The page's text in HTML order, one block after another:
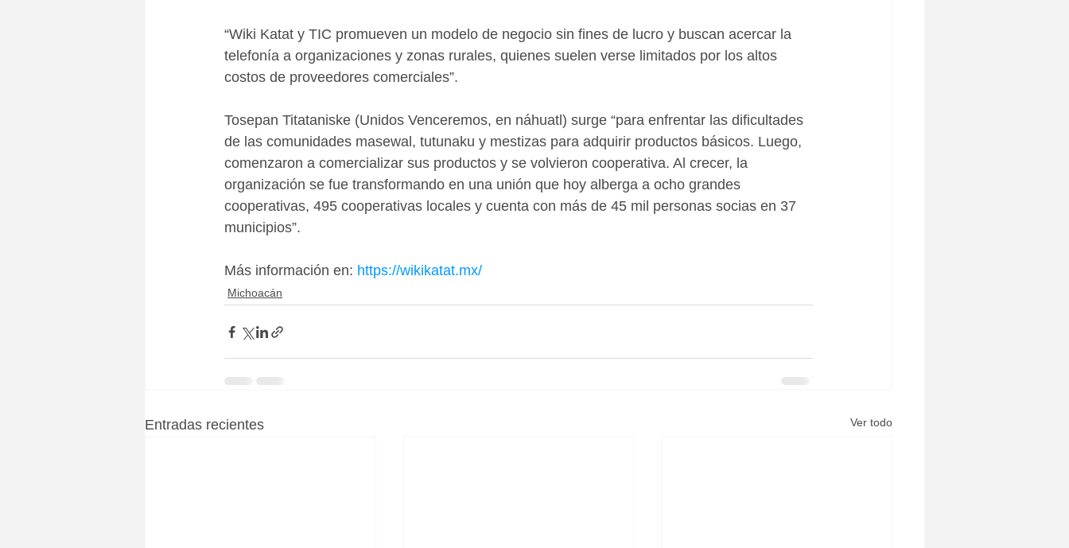
“Wiki Katat y TIC promueven un modelo de negocio sin fines de lucro y buscan acercar la
telefonía a organizaciones y zonas rurales, quienes suelen verse limitados por los altos
costos de proveedores comerciales”.
Tosepan Titataniske (Unidos Venceremos, en náhuatl) surge “para enfrentar las dificultades
de las comunidades masewal, tutunaku y mestizas para adquirir productos básicos. Luego,
comenzaron a comercializar sus productos y se volvieron cooperativa. Al crecer, la
organización se fue transformando en una unión que hoy alberga a ocho grandes
cooperativas, 495 cooperativas locales y cuenta con más de 45 mil personas socias en 37
municipios”.
Más información en: https://wikikatat.mx/
Michoacán
Entradas recientes Ver todo